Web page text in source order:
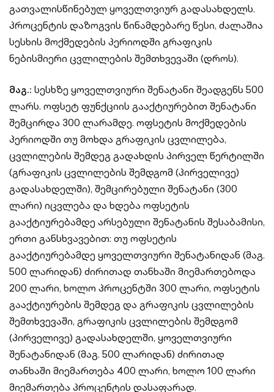
გათვალისწინებულ ყოველთვიურ გადასახდელს.
პროცენტის დაზოგვის წინამდებარე წესი, ძალაშია
სესხის მოქმედების პერიოდში გრაფიკის
ნებისმიერი ცვლილების შემთხვევაში (დროს).
მაგ.: სესხზე ყოველთვიური შენატანი შეადგენს 500
ლარს. ოფსეტ ფუნქციის გააქტიურებით შენატანი
შემცირდა 300 ლარამდე. ოფსეტის მოქმედების
პერიოდში თუ მოხდა გრაფიკის ცვლილება,
ცვლილების შემდეგ გადახდის პირველ წერტილში
(გრაფიკის ცვლილების შემდგომ (პირველივე)
გადასახდელში), შემცირებული შენატანი (300
ლარი) იცვლება და ხდება ოფსეტის
გააქტიურებამდე არსებული შენატანის შესაბამისი,
ერთი განსხვავებით: თუ ოფსეტის
გააქტიურებამდე ყოველთვიური შენატანიდან (მაგ.
500 ლარიდან) ძირითად თანხაში მიემართებოდა
200 ლარი, ხოლო პროცენტში 300 ლარი, ოფსეტის
გააქტიურების შემდეგ და გრაფიკის ცვლილების
შემთხვევაში, გრაფიკის ცვლილების შემდგომ
(პირველივე) გადასახდელში, ყოველთვიური
შენატანიდან (მაგ. 500 ლარიდან) ძირითად
თანხაში მიემართება 400 ლარი, ხოლო 100 ლარი
მიემართება პროცენტის დასაფარად.